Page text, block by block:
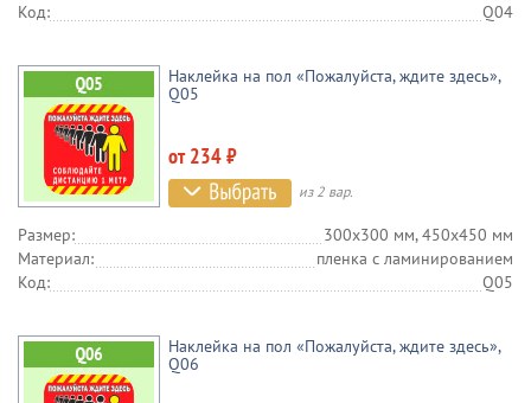
Код:
Q04
Наклейка на пол «Пожалуйста, ждите здесь»,
Q05
от 234 ₽
из 2 вар.
Размер:
300х300 мм, 450х450 мм
Материал:
пленка c ламинированием
Код:
Q05
Наклейка на пол «Пожалуйста, ждите здесь»,
Q06